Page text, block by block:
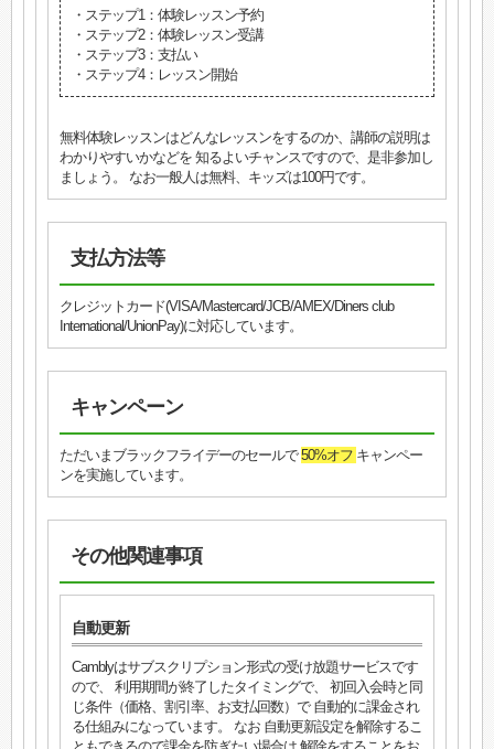
・ステップ1：体験レッスン予約
・ステップ2：体験レッスン受講
・ステップ3：支払い
・ステップ4：レッスン開始
無料体験レッスンはどんなレッスンをするのか、講師の説明は
わかりやすいかなどを 知るよいチャンスですので、是非参加し
ましょう。 なお一般人は無料、キッズは100円です。
支払方法等
クレジットカード(VISA/Mastercard/JCB/AMEX/Diners club
International/UnionPay)に対応しています。
キャンペーン
ただいまブラックフライデーのセールで50%オフ キャンペー
ンを実施しています。
その他関連事項
自動更新
Camblyはサブスクリプション形式の受け放題サービスです
ので、 利用期間が終了したタイミングで、 初回入会時と同
じ条件（価格、割引率、お支払回数）で 自動的に課金され
る仕組みになっています。 なお 自動更新設定を解除するこ